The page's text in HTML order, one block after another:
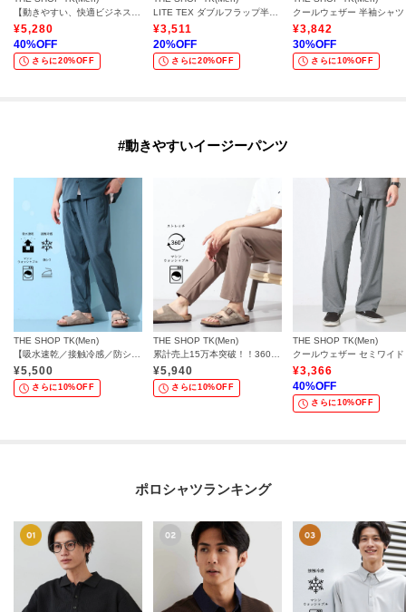
¥5,280
40%OFF
さらに20%OFF
¥3,511
20%OFF
さらに20%OFF
¥3,842
30%OFF
さらに10%OFF
#動きやすいイージーパンツ
THE SHOP TK(Men)
【吸水速乾／接触冷感／防シワ／ベルト要らず／マシンウォッシャブル】ハイドロクールイージーパンツ
¥5,500
さらに10%OFF
THE SHOP TK(Men)
累計売上15万本突破！！360°ストレッチ スマートムーブイージーパンツ 【洗濯機OK/ウエストゴム/ベルト要らず】
¥5,940
さらに10%OFF
THE SHOP TK(Men)
¥3,366
40%OFF
さらに10%OFF
ポロシャツランキング